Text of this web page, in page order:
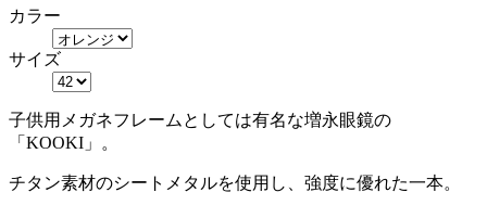
カラー
サイズ
子供用メガネフレームとしては有名な増永眼鏡の
「KOOKI」。
チタン素材のシートメタルを使用し、強度に優れた一本。